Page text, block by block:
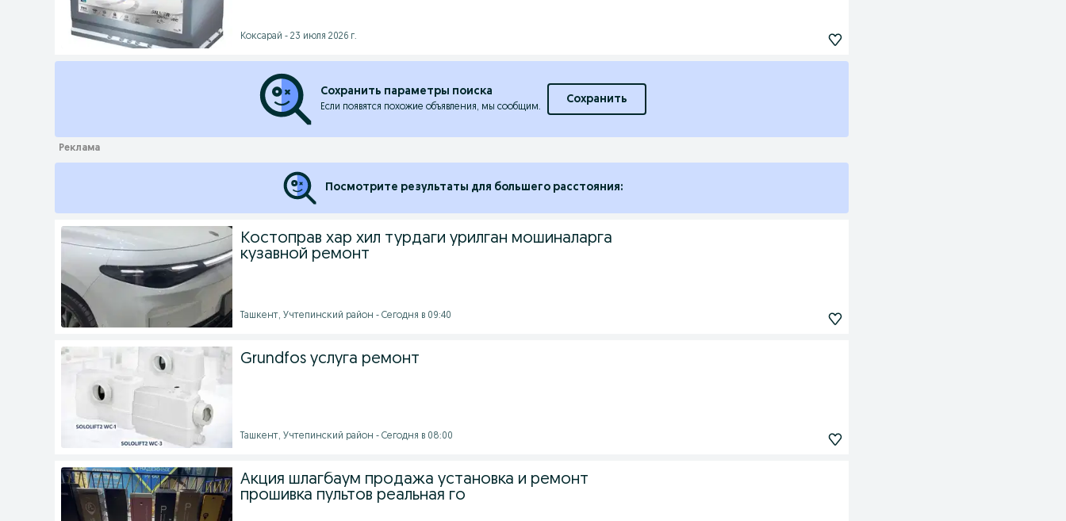
Коксарай - 23 июля 2026 г.
Сохранить параметры поиска
Если появятся похожие объявления, мы сообщим.
Сохранить
Посмотрите результаты для большего расстояния:
Костоправ хар хил турдаги урилган мошиналарга
кузавной ремонт
Ташкент, Учтепинский район - Сегодня в 09:40
Grundfos услуга ремонт
Ташкент, Учтепинский район - Сегодня в 08:00
Акция шлагбаум продажа установка и ремонт
прошивка пультов реальная го